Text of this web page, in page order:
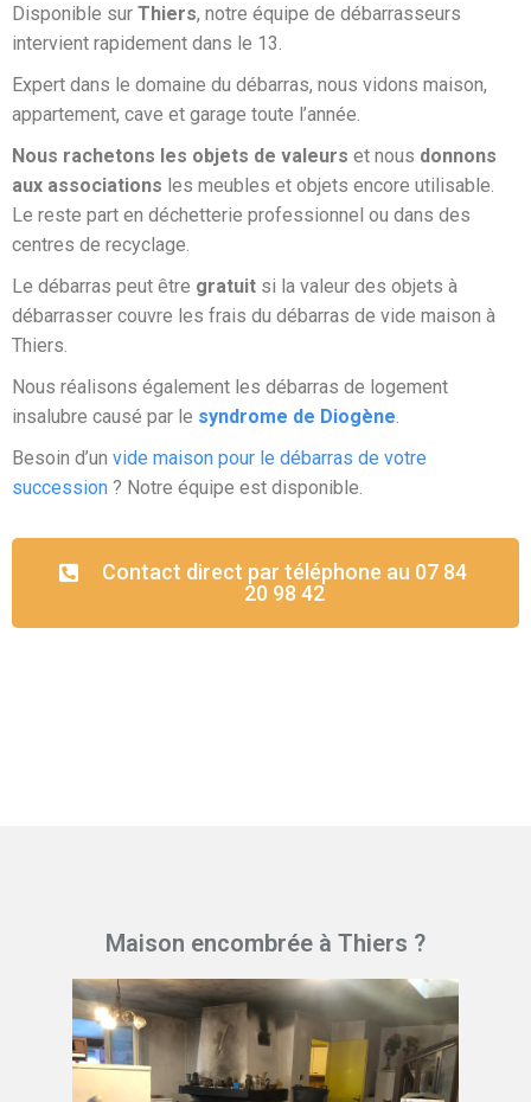
Disponible sur Thiers, notre équipe de débarrasseurs
intervient rapidement dans le 13.
Expert dans le domaine du débarras, nous vidons maison,
appartement, cave et garage toute l’année.
Nous rachetons les objets de valeurs et nous donnons
aux associations les meubles et objets encore utilisable.
Le reste part en déchetterie professionnel ou dans des
centres de recyclage.
Le débarras peut être gratuit si la valeur des objets à
débarrasser couvre les frais du débarras de vide maison à
Thiers.
Nous réalisons également les débarras de logement
insalubre causé par le syndrome de Diogène
Besoin d’un vide maison pour le débarras de votre
succession ? Notre équipe est disponible.
Contact direct par téléphone au 07 84
20 98 42
Maison encombrée à Thiers ?